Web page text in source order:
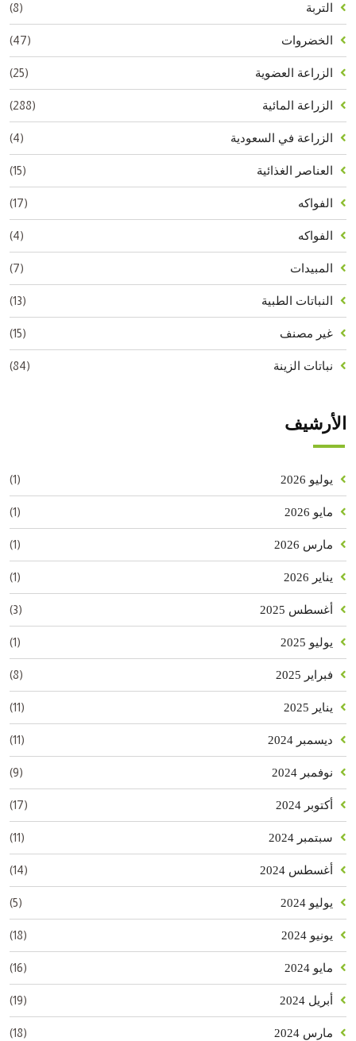
التربة (8)
الخضروات (47)
الزراعة العضوية (25)
الزراعة المائية (288)
الزراعة في السعودية (4)
العناصر الغذائية (15)
الفواكه (17)
الفواكه (4)
المبيدات (7)
النباتات الطبية (13)
غير مصنف (15)
نباتات الزينة (84)
الأرشيف
يوليو 2026 (1)
مايو 2026 (1)
مارس 2026 (1)
يناير 2026 (1)
أغسطس 2025 (3)
يوليو 2025 (1)
فبراير 2025 (8)
يناير 2025 (11)
ديسمبر 2024 (11)
نوفمبر 2024 (9)
أكتوبر 2024 (17)
سبتمبر 2024 (11)
أغسطس 2024 (14)
يوليو 2024 (5)
يونيو 2024 (18)
مايو 2024 (16)
أبريل 2024 (19)
مارس 2024 (18)